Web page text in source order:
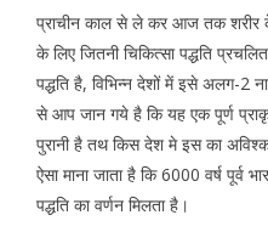
प्राचीन काल से ले कर आज तक शरीर
के लिए जितनी चिकित्सा पद्धति
पद्धति है, विभिन्न देशों में इसे अलग-2
से आप जान गये है कि यह एक पूर्ण
पुरानी है तथ किस देश मे इस का
ऐसा माना जाता है कि 6000 वर्ष
पद्धति का वर्णन मिलता है।